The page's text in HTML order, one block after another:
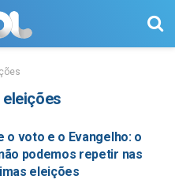
o voto e o Evangelho: o
podemos repetir nas
eleições